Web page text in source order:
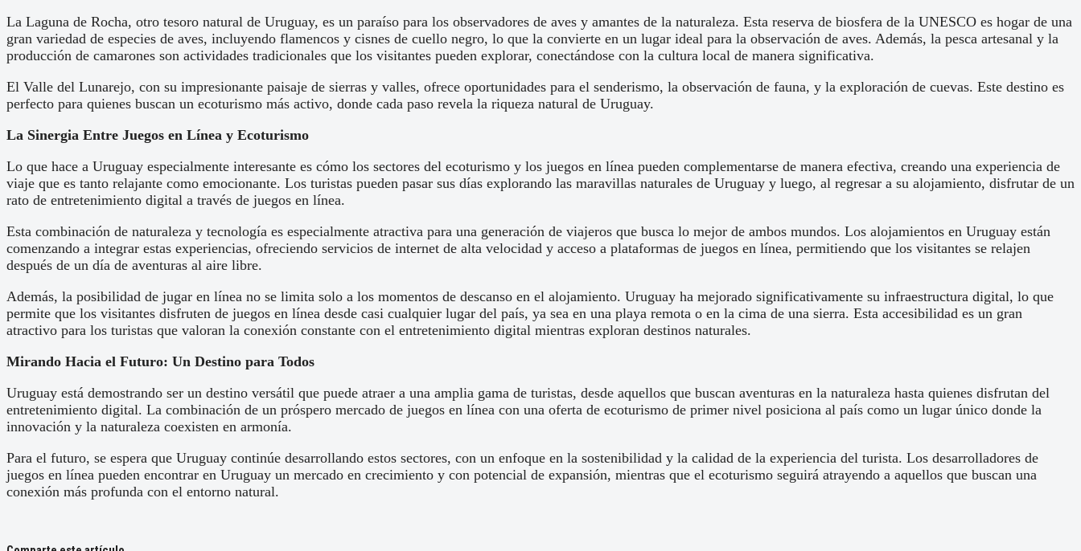
La Laguna de Rocha, otro tesoro natural de Uruguay, es un paraíso para los observadores de aves y amantes de la naturaleza. Esta reserva de biosfera de la UNESCO es hogar de una
gran variedad de especies de aves, incluyendo flamencos y cisnes de cuello negro, lo que la convierte en un lugar ideal para la observación de aves. Además, la pesca artesanal y la
producción de camarones son actividades tradicionales que los visitantes pueden explorar, conectándose con la cultura local de manera significativa.
El Valle del Lunarejo, con su impresionante paisaje de sierras y valles, ofrece oportunidades para el senderismo, la observación de fauna, y la exploración de cuevas. Este destino es
perfecto para quienes buscan un ecoturismo más activo, donde cada paso revela la riqueza natural de Uruguay.
La Sinergia Entre Juegos en Línea y Ecoturismo
Lo que hace a Uruguay especialmente interesante es cómo los sectores del ecoturismo y los juegos en línea pueden complementarse de manera efectiva, creando una experiencia de
viaje que es tanto relajante como emocionante. Los turistas pueden pasar sus días explorando las maravillas naturales de Uruguay y luego, al regresar a su alojamiento, disfrutar de un
rato de entretenimiento digital a través de juegos en línea.
Esta combinación de naturaleza y tecnología es especialmente atractiva para una generación de viajeros que busca lo mejor de ambos mundos. Los alojamientos en Uruguay están
comenzando a integrar estas experiencias, ofreciendo servicios de internet de alta velocidad y acceso a plataformas de juegos en línea, permitiendo que los visitantes se relajen
después de un día de aventuras al aire libre.
Además, la posibilidad de jugar en línea no se limita solo a los momentos de descanso en el alojamiento. Uruguay ha mejorado significativamente su infraestructura digital, lo que
permite que los visitantes disfruten de juegos en línea desde casi cualquier lugar del país, ya sea en una playa remota o en la cima de una sierra. Esta accesibilidad es un gran
atractivo para los turistas que valoran la conexión constante con el entretenimiento digital mientras exploran destinos naturales.
Mirando Hacia el Futuro: Un Destino para Todos
Uruguay está demostrando ser un destino versátil que puede atraer a una amplia gama de turistas, desde aquellos que buscan aventuras en la naturaleza hasta quienes disfrutan del
entretenimiento digital. La combinación de un próspero mercado de juegos en línea con una oferta de ecoturismo de primer nivel posiciona al país como un lugar único donde la
innovación y la naturaleza coexisten en armonía.
Para el futuro, se espera que Uruguay continúe desarrollando estos sectores, con un enfoque en la sostenibilidad y la calidad de la experiencia del turista. Los desarrolladores de
juegos en línea pueden encontrar en Uruguay un mercado en crecimiento y con potencial de expansión, mientras que el ecoturismo seguirá atrayendo a aquellos que buscan una
conexión más profunda con el entorno natural.